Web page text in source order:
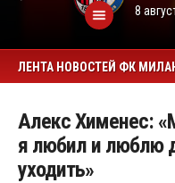
8
ЛЕНТА НОВОСТЕЙ ФК
Алекс Хименес:
я любил и люблю
уходить»